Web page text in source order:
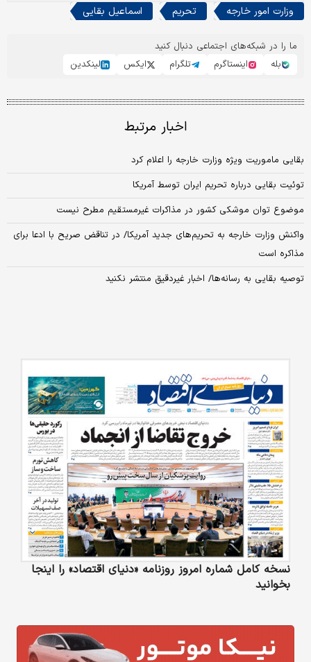
وزارت امور خارجه تحریم اسماعیل بقایی
ما را در شبکه‌های اجتماعی دنبال کنید
بله
اینستاگرم تلگرام ایکس لینکدین
اخبار مرتبط
بقایی ماموریت ویژه وزارت خارجه را اعلام کرد
توئیت بقایی درباره تحریم ایران توسط آمریکا
موضوع توان موشکی کشور در مذاکرات غیرمستقیم مطرح نیست
واکنش وزارت خارجه به تحریم‌های جدید آمریکا/ در تناقض صریح با ادعا برای
مذاکره است
توصیه بقایی به رسانه‌ها/ اخبار غیردقیق منتشر نکنید
نسخه کامل شماره امروز روزنامه «دنیای‌ اقتصاد» را اینجا
بخوانید